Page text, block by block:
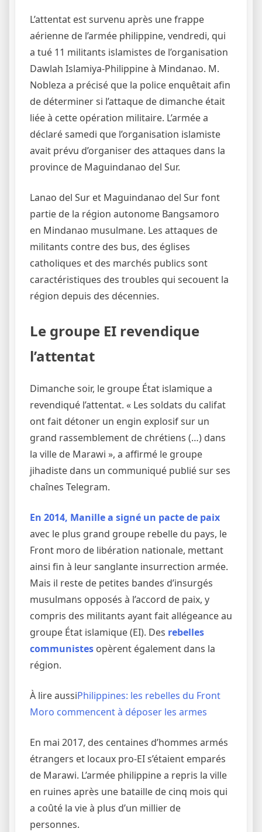
L’attentat est survenu après une frappe
aérienne de l’armée philippine, vendredi, qui
a tué 11 militants islamistes de l’organisation
Dawlah Islamiya-Philippine à Mindanao. M.
Nobleza a précisé que la police enquêtait afin
de déterminer si l’attaque de dimanche était
liée à cette opération militaire. L’armée a
déclaré samedi que l’organisation islamiste
avait prévu d’organiser des attaques dans la
province de Maguindanao del Sur.
Lanao del Sur et Maguindanao del Sur font
partie de la région autonome Bangsamoro
en Mindanao musulmane. Les attaques de
militants contre des bus, des églises
catholiques et des marchés publics sont
caractéristiques des troubles qui secouent la
région depuis des décennies.
Le groupe EI revendique
l’attentat
Dimanche soir, le groupe État islamique a
revendiqué l’attentat. « Les soldats du califat
ont fait détoner un engin explosif sur un
grand rassemblement de chrétiens (…) dans
la ville de Marawi », a affirmé le groupe
jihadiste dans un communiqué publié sur ses
chaînes Telegram.
En 2014, Manille a signé un pacte de paix
avec le plus grand groupe rebelle du pays, le
Front moro de libération nationale, mettant
ainsi fin à leur sanglante insurrection armée.
Mais il reste de petites bandes d’insurgés
musulmans opposés à l’accord de paix, y
compris des militants ayant fait allégeance au
groupe État islamique (EI). Des rebelles
communistes opèrent également dans la
région.
À lire aussiPhilippines: les rebelles du Front
Moro commencent à déposer les armes
En mai 2017, des centaines d’hommes armés
étrangers et locaux pro-EI s’étaient emparés
de Marawi. L’armée philippine a repris la ville
en ruines après une bataille de cinq mois qui
a coûté la vie à plus d’un millier de
personnes.